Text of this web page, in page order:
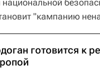
"кампанию
готовится к